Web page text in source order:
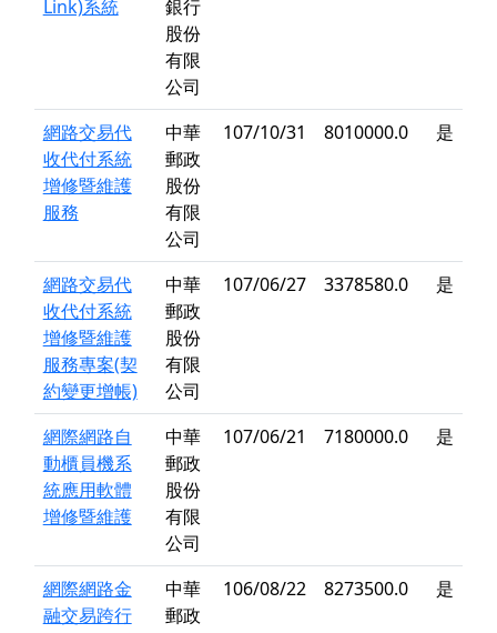
Link)系統
銀行
股份
有限
公司
網路交易代
收代付系統
增修暨維護
服務
中華
郵政
股份
有限
公司
107/10/31 8010000.0 是
網路交易代
收代付系統
增修暨維護
服務專案(契
約變更增帳)
中華
郵政
股份
有限
公司
107/06/27 3378580.0 是
網際網路自
動櫃員機系
統應用軟體
增修暨維護
中華
郵政
股份
有限
公司
107/06/21 7180000.0 是
網際網路金
融交易跨行
中華
郵政
106/08/22 8273500.0 是